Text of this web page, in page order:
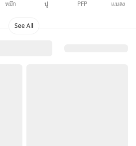
หมึก ปู PFP แมลง
See All